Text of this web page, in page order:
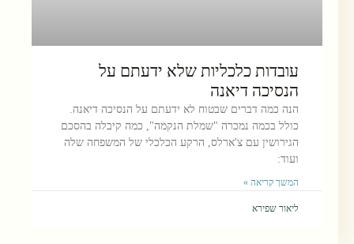
עובדות כלכליות שלא ידעתם על
הנסיכה דיאנה
הנה כמה דברים שבטוח לא ידעתם על הנסיכה דיאנה.
כולל בכמה נמכרה "שמלת הנקמה", כמה קיבלה בהסכם
הגירושין עם צ'ארלס, הרקע הכלכלי של המשפחה שלה
ועוד:
המשך קריאה »
ליאור שפירא